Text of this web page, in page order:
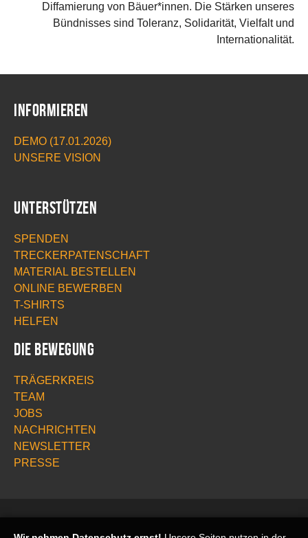
Diffamierung von Bäuer*innen. Die Stärken unseres
Bündnisses sind Toleranz, Solidarität, Vielfalt und
Internationalität.
Informieren
DEMO (17.01.2026)
UNSERE VISION
Unterstützen
SPENDEN
TRECKERPATENSCHAFT
MATERIAL BESTELLEN
ONLINE BEWERBEN
T-SHIRTS
HELFEN
Die Bewegung
TRÄGERKREIS
TEAM
JOBS
NACHRICHTEN
NEWSLETTER
PRESSE